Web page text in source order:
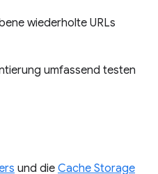
wiederholte URLs
umfassend testen
und die Cache Storage